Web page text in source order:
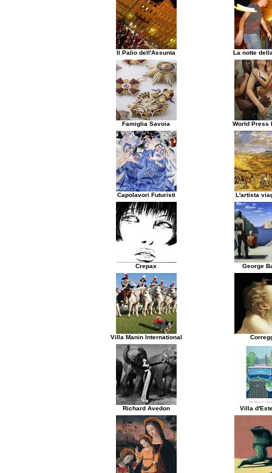
Il Palio dell'Assunta La notte
Famiglia Savoia World Press
Capolavori Futuristi L'artista
Crepax George
Villa Manin International
Richard Avedon Villa